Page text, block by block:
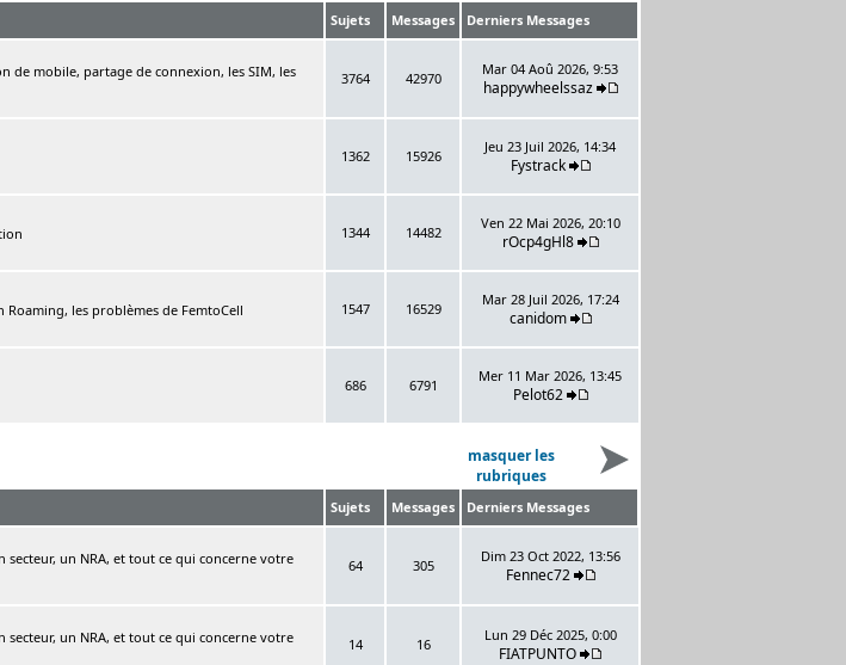
Sujets Messages Derniers Messages
de mobile, partage de connexion, les SIM, les
3764 42970
Mar 04 Aoû 2026, 9:53
happywheelssaz
1362 15926
Jeu 23 Juil 2026, 14:34
Fystrack
1344 14482
Ven 22 Mai 2026, 20:10
rOcp4gHl8
Roaming, les problèmes de FemtoCell 1547 16529
Mar 28 Juil 2026, 17:24
canidom
686 6791
Mer 11 Mar 2026, 13:45
Pelot62
masquer les
rubriques
Sujets Messages Derniers Messages
un NRA, et tout ce qui concerne votre
64 305
Dim 23 Oct 2022, 13:56
Fennec72
un NRA, et tout ce qui concerne votre
14 16
Lun 29 Déc 2025, 0:00
FIATPUNTO